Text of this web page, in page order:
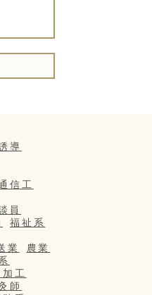
導
信工
員
福祉系
業
農業
工
師